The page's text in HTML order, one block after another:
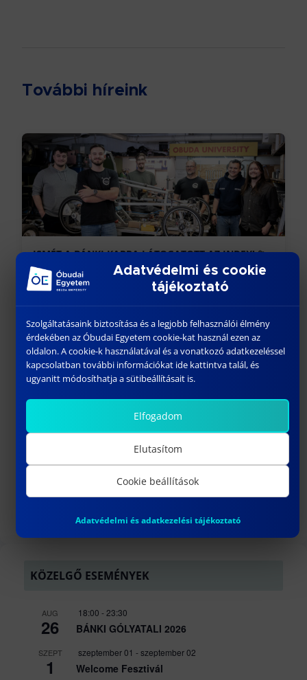
További híreink
ISMÉT A BÁNKI KARRA LÁTOGATOTT AZ INDEX!
június 8, 2026
KOSZORÚZÁS ÉS MEGEMLÉKEZÉS BAKONYBÁNKON
KÖZELGŐ ESEMÉNYEK
AUG
26
18:00 -23:30
BÁNKI GÓLYATALI 2026
SZEPT
1
szeptember 01 -szeptember 02
Welcome Fesztivál
Adatvédelmi és cookie
tájékoztató
Szolgáltatásaink biztosítása és a legjobb felhasználói élmény
érdekében az Óbudai Egyetem cookie-kat használ ezen az
oldalon. A cookie-k használatával és a vonatkozó adatkezeléssel
kapcsolatban további információkat ide kattintva talál, és
ugyanitt módosíthatja a sütibeállításait is.
Elfogadom
Elutasítom
Cookie beállítások
Adatvédelmi és adatkezelési tájékoztató